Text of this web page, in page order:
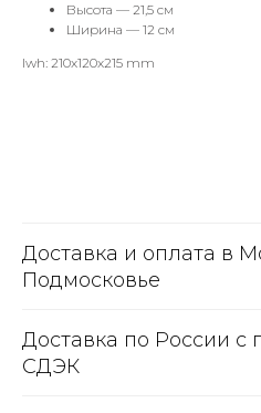
Высота — 21,5 см
Ширина — 12 см
lwh: 210x120x215 mm
Доставка и оплата в
Подмосковье
Доставка по России с
СДЭК